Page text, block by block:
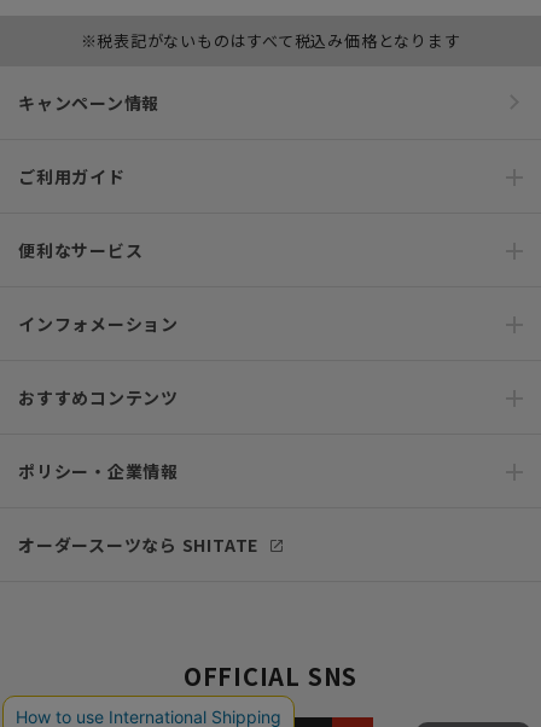
※税表記がないものはすべて税込み価格となります
キャンペーン情報
ご利用ガイド
便利なサービス
インフォメーション
おすすめコンテンツ
ポリシー・企業情報
オーダースーツなら SHITATE
OFFICIAL SNS